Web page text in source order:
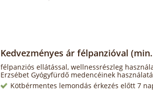
Kedvezményes ár félpanzióval
félpanziós ellátással, wellnessrészleg
Erzsébet Gyógyfürdő medencéinek
Kötbérmentes lemondás érkezés előtt 7